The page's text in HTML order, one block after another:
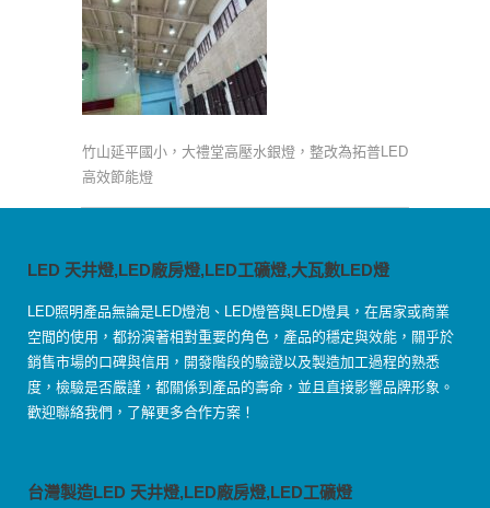
竹山延平國小，大禮堂高壓水銀燈，整改為拓普LED
高效節能燈
LED 天井燈,LED廠房燈,LED工礦燈,大瓦數LED燈
LED照明產品無論是LED燈泡、LED燈管與LED燈具，在居家或商業
空間的使用，都扮演著相對重要的角色，產品的穩定與效能，關乎於
銷售市場的口碑與信用，開發階段的驗證以及製造加工過程的熟悉
度，檢驗是否嚴謹，都關係到產品的壽命，並且直接影響品牌形象。
歡迎聯絡我們，了解更多合作方案！
台灣製造LED 天井燈,LED廠房燈,LED工礦燈